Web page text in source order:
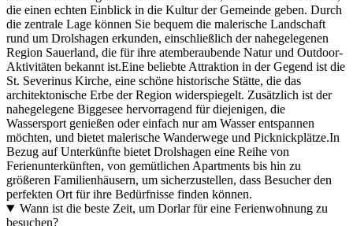
die einen echten Einblick in die Kultur der Gemeinde geben. Durch
die zentrale Lage können Sie bequem die malerische Landschaft
rund um Drolshagen erkunden, einschließlich der nahegelegenen
Region Sauerland, die für ihre atemberaubende Natur und Outdoor-
Aktivitäten bekannt ist.Eine beliebte Attraktion in der Gegend ist die
St. Severinus Kirche, eine schöne historische Stätte, die das
architektonische Erbe der Region widerspiegelt. Zusätzlich ist der
nahegelegene Biggesee hervorragend für diejenigen, die
Wassersport genießen oder einfach nur am Wasser entspannen
möchten, und bietet malerische Wanderwege und Picknickplätze.In
Bezug auf Unterkünfte bietet Drolshagen eine Reihe von
Ferienunterkünften, von gemütlichen Apartments bis hin zu
größeren Familienhäusern, um sicherzustellen, dass Besucher den
perfekten Ort für ihre Bedürfnisse finden können.
Wann ist die beste Zeit, um Dorlar für eine Ferienwohnung zu
besuchen?